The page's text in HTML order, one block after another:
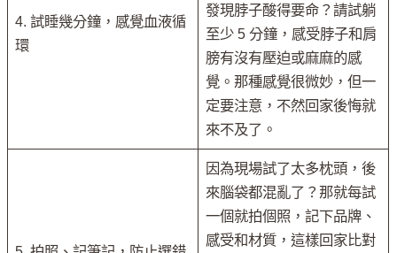
4. 試睡幾分鐘，感覺血液循
環
發現脖子酸得要命？請試躺
至少 5 分鐘，感受脖子和肩
膀有沒有壓迫或麻麻的感
覺。那種感覺很微妙，但一
定要注意，不然回家後悔就
來不及了。
因為現場試了太多枕頭，後
來腦袋都混亂了？那就每試
一個就拍個照，記下品牌、
感受和材質，這樣回家比對